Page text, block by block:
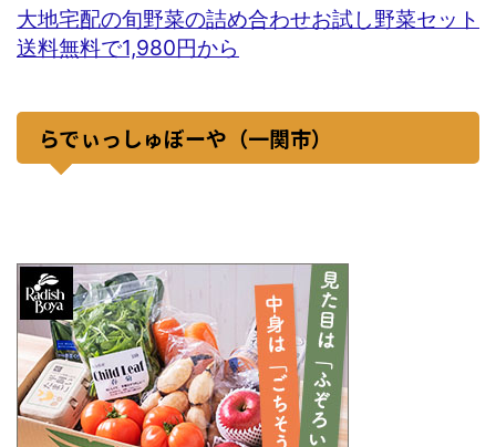
大地宅配の旬野菜の詰め合わせお試し野菜セット
送料無料で1,980円から
らでぃっしゅぼーや（一関市）